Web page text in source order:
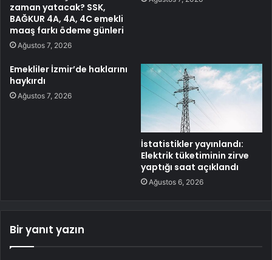
zaman yatacak? SSK,
BAĞKUR 4A, 4A, 4C emekli
maaş farkı ödeme günleri
Ağustos 7, 2026
Emekliler İzmir’de haklarını
haykırdı
Ağustos 7, 2026
İstatistikler yayınlandı:
Elektrik tüketiminin zirve
yaptığı saat açıklandı
Ağustos 6, 2026
Bir yanıt yazın